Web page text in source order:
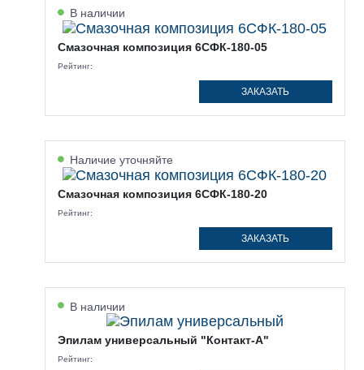
В наличии
Смазочная композиция 6СФК-180-05
Рейтинг:
ЗАКАЗАТЬ
Наличие уточняйте
Смазочная композиция 6СФК-180-20
Рейтинг:
ЗАКАЗАТЬ
В наличии
Эпилам универсальный "Контакт-А"
Рейтинг: